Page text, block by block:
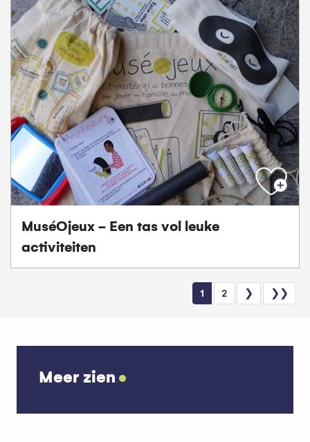
MuséOjeux - Een tas vol leuke
activiteiten
1 2 ❯ ❯❯
Meer zien